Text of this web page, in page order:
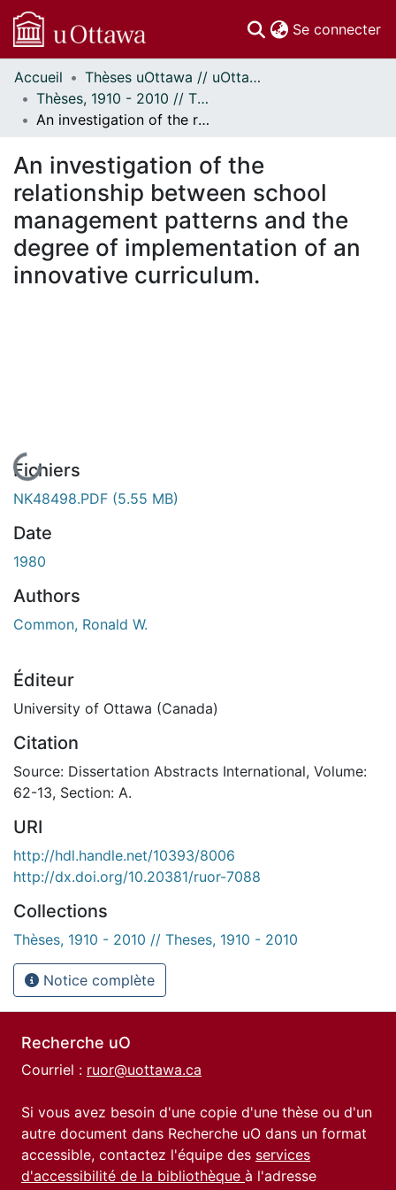
Se connecter
Communautés
et collections
Parcourir
À propos
Accueil
Thèses uOttawa // uOttawa Theses
Thèses, 1910 - 2010 // Theses, 1910 - 2010
An investigation of the relationship between school management patterns and the degree of implementation of an innovative curriculum.
An investigation of the
relationship between school
management patterns and the
degree of implementation of an
innovative curriculum.
En cours de chargement...
Fichiers
NK48498.PDF (5.55 MB)
Date
1980
Authors
Common, Ronald W.
Éditeur
University of Ottawa (Canada)
Citation
Source: Dissertation Abstracts International, Volume:
62-13, Section: A.
URI
http://hdl.handle.net/10393/8006
http://dx.doi.org/10.20381/ruor-7088
Collections
Thèses, 1910 - 2010 // Theses, 1910 - 2010
Notice complète
Recherche uO
Courriel : ruor@uottawa.ca
Si vous avez besoin d'une copie d'une thèse ou d'un
autre document dans Recherche uO dans un format
accessible, contactez l'équipe des services
d'accessibilité de la bibliothèque à l'adresse